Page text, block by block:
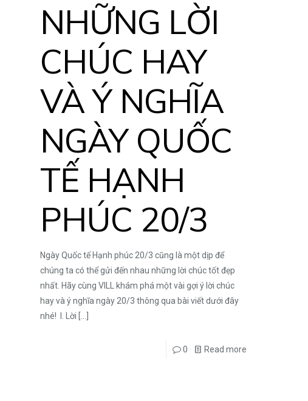
NHỮNG LỜI
CHÚC HAY
VÀ Ý NGHĨA
NGÀY QUỐC
TẾ HẠNH
PHÚC 20/3
Ngày Quốc tế Hạnh phúc 20/3 cũng là một dịp để
chúng ta có thể gửi đến nhau những lời chúc tốt đẹp
nhất. Hãy cùng VILL khám phá một vài gợi ý lời chúc
hay và ý nghĩa ngày 20/3 thông qua bài viết dưới đây
nhé! I. Lời […]
0 Read more